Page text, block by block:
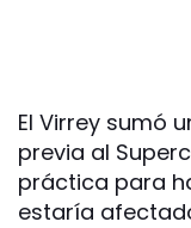
El Virrey sumó
previa al
práctica para
estaría